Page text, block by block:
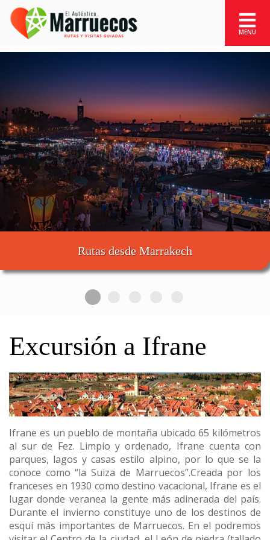
Rutas desde Marrakech
Excursión a Ifrane
Ifrane es un pueblo de montaña ubicado 65 kilómetros
al sur de Fez. Limpio y ordenado, Ifrane cuenta con
parques, lagos y casas estilo alpino, por lo que se la
conoce como “la Suiza de Marruecos”.Creada por los
franceses en 1930 como destino vacacional, Ifrane es el
lugar donde veranea la gente más adinerada del país.
Durante el invierno constituye uno de los destinos de
esquí más importantes de Marruecos. En el podremos